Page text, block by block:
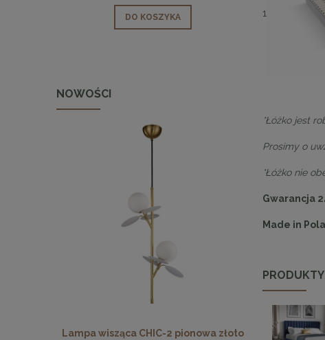
DO KOSZYKA
NOWOŚCI
Lampa wisząca CHIC-2 pionowa złoto
Lampa
1
*Łóżko jest
Prosimy o
*Łóżko nie
Gwarancja
Made in